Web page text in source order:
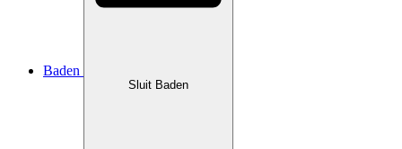
Baden
Sluit Baden